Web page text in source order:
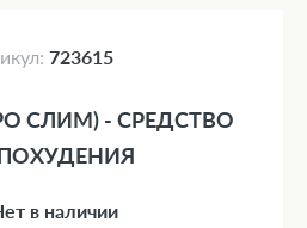
723615
в наличии
СЛИМ) - СРЕДСТВО